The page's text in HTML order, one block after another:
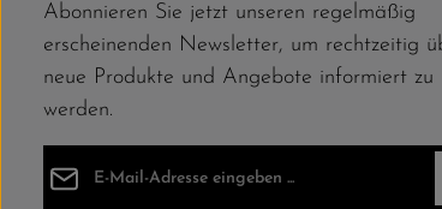
Abonnieren Sie jetzt unseren regelmäßig
erscheinenden Newsletter, um rechtzeitig
neue Produkte und Angebote informiert zu
werden.